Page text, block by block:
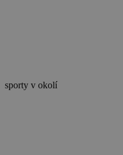
sporty v okolí